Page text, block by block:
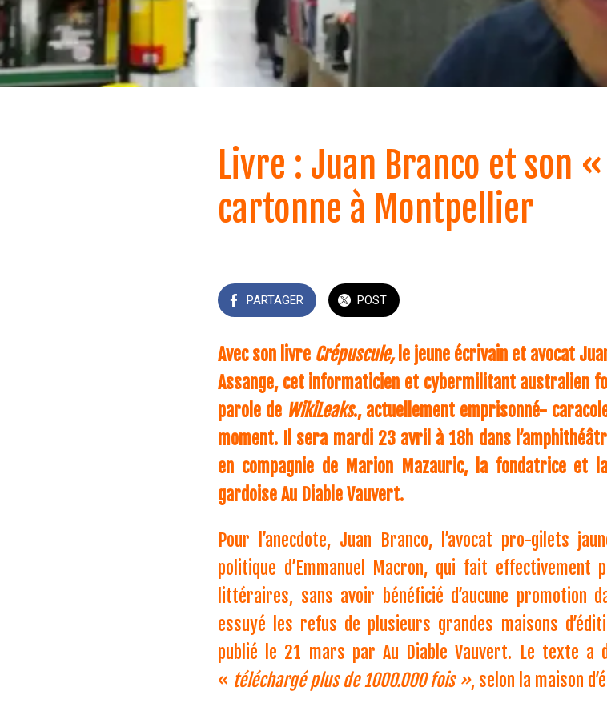
Livre : Juan Branco et son
cartonne à Montpellier
PARTAGER POST
Avec son livre Crépuscule,le jeune écrivain et avocat
Assange, cet informaticien et cybermilitant australien
parole de WikiLeaks., actuellement emprisonné-
moment. Il sera mardi 23 avril à 18h dans
en compagnie de Marion Mazauric, la fondatrice et
gardoise Au Diable Vauvert.
Pour l’anecdote, Juan Branco, l’avocat pro-gilets
politique d’Emmanuel Macron, qui fait
littéraires, sans avoir bénéficié d’aucune promotion
essuyé les refus de plusieurs grandes maisons
publié le 21 mars par Au Diable Vauvert. Le texte a
« téléchargé plus de 1000.000 fois », selon la maison